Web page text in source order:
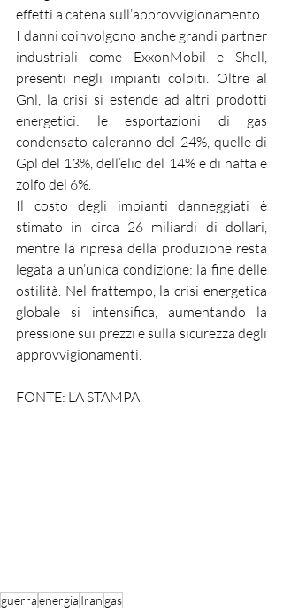
effetti a catena sull’approvvigionamento.
I danni coinvolgono anche grandi partner
industriali come ExxonMobil e Shell,
presenti negli impianti colpiti. Oltre al
Gnl, la crisi si estende ad altri prodotti
energetici: le esportazioni di gas
condensato caleranno del 24%, quelle di
Gpl del 13%, dell’elio del 14% e di nafta e
zolfo del 6%.
Il costo degli impianti danneggiati è
stimato in circa 26 miliardi di dollari,
mentre la ripresa della produzione resta
legata a un’unica condizione: la fine delle
ostilità. Nel frattempo, la crisi energetica
globale si intensifica, aumentando la
pressione sui prezzi e sulla sicurezza degli
approvvigionamenti.
FONTE: LA STAMPA
guerraenergia Iran gas